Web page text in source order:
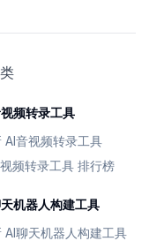
频转录工具
AI音视频转录工具
频转录工具 排行榜
机器人构建工具
AI聊天机器人构建工具